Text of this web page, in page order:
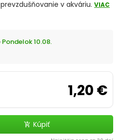
v akváriu. VIAC
Pondelok 10.08.
1,20 €
add_shopping_cart Kúpiť